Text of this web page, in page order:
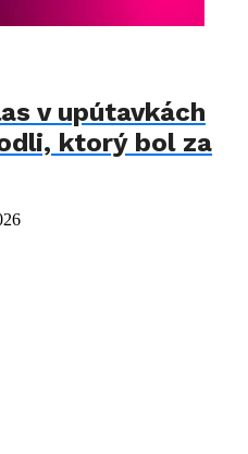
v upútavkách
ktorý bol za